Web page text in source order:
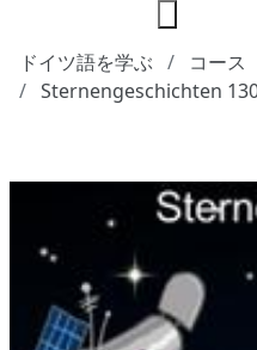
ドイツ語を学ぶ
コース
Sternengeschichten